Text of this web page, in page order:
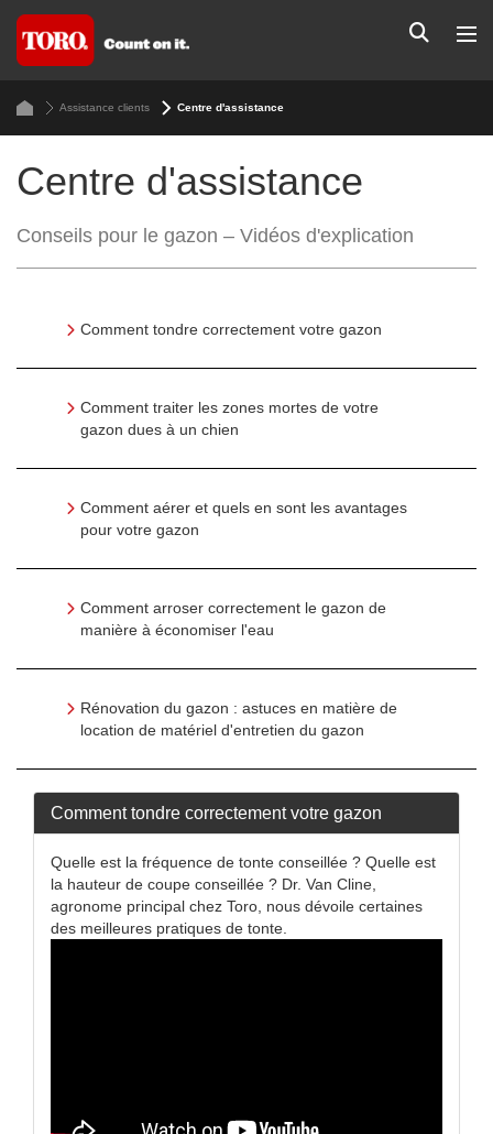
Assistance clients Centre d'assistance
Centre d'assistance
Conseils pour le gazon – Vidéos d'explication
Comment tondre correctement votre gazon
Comment traiter les zones mortes de votre
gazon dues à un chien
Comment aérer et quels en sont les avantages
pour votre gazon
Comment arroser correctement le gazon de
manière à économiser l'eau
Rénovation du gazon : astuces en matière de
location de matériel d'entretien du gazon
Comment tondre correctement votre gazon
Quelle est la fréquence de tonte conseillée ? Quelle est
la hauteur de coupe conseillée ? Dr. Van Cline,
agronome principal chez Toro, nous dévoile certaines
des meilleures pratiques de tonte.